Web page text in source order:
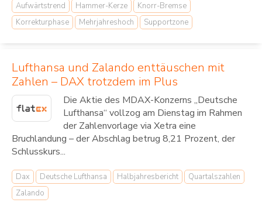
Aufwärtstrend Hammer-Kerze
Knorr-Bremse
Korrekturphase
Mehrjahreshoch Supportzone
Lufthansa und Zalando enttäuschen mit
Zahlen – DAX trotzdem im Plus
Die Aktie des MDAX-Konzerns „Deutsche
Lufthansa“ vollzog am Dienstag im Rahmen
der Zahlenvorlage via Xetra eine
Bruchlandung – der Abschlag betrug 8,21 Prozent, der
Schlusskurs...
Dax Deutsche Lufthansa Halbjahresbericht
Quartalszahlen
Zalando